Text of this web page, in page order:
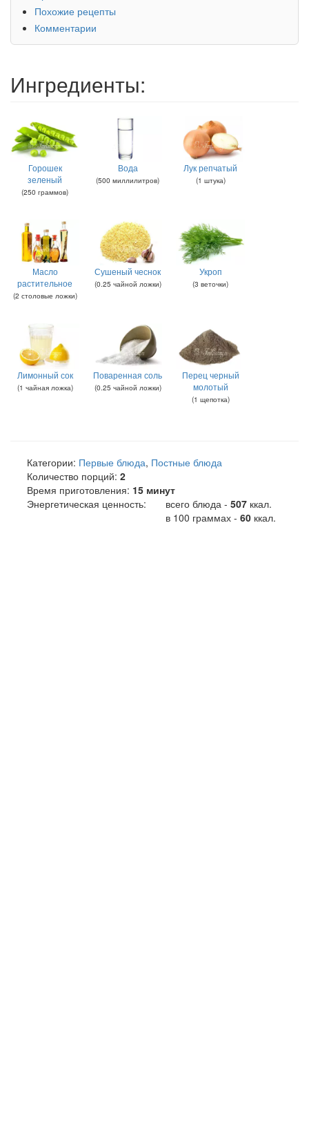
Похожие рецепты
Комментарии
Ингредиенты:
Горошек
зеленый
(250 граммов)
Вода
(500 миллилитров)
Лук репчатый
(1 штука)
Масло
растительное
(2 столовые ложки)
Сушеный чеснок
(0.25 чайной ложки)
Укроп
(3 веточки)
Лимонный сок
(1 чайная ложка)
Поваренная соль
(0.25 чайной ложки)
Перец черный
молотый
(1 щепотка)
Категории: Первые блюда, Постные блюда
Количество порций: 2
Время приготовления: 15 минут
Энергетическая ценность:
всего блюда - 507 ккал.
в 100 граммах - 60 ккал.